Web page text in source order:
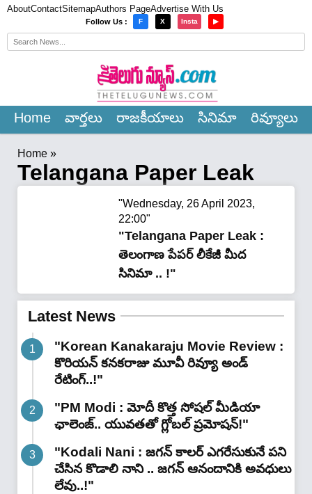
AboutContactSitemapAuthors PageAdvertise With Us
Follow Us : F X Insta ▶
Home వార్త‌లు రాజ‌కీయాలు సినిమా రివ్యూలు
Home »
Telangana Paper Leak
"Wednesday, 26 April 2023,
22:00"
"Telangana Paper Leak :
తెలంగాణ పేపర్ లీకేజీ మీద
సినిమా .. !"
Latest News
"Korean Kanakaraju Movie Review :
కొరియన్ కనకరాజు మూవీ రివ్యూ అండ్
రేటింగ్‌..!"
"PM Modi : మోదీ కొత్త సోషల్ మీడియా
ఛాలెంజ్.. యువతతో గ్లోబల్ ప్రమోషన్!"
"Kodali Nani : జగన్ కాలర్ ఎగరేసుకునే పని
చేసిన కొడాలి నాని .. జగన్ ఆనందానికి అవధులు
లేవు..!"